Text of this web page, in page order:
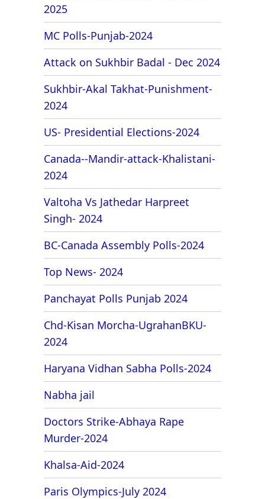
2025
MC Polls-Punjab-2024
Attack on Sukhbir Badal - Dec 2024
Sukhbir-Akal Takhat-Punishment-
2024
US- Presidential Elections-2024
Canada--Mandir-attack-Khalistani-
2024
Valtoha Vs Jathedar Harpreet
Singh- 2024
BC-Canada Assembly Polls-2024
Top News- 2024
Panchayat Polls Punjab 2024
Chd-Kisan Morcha-UgrahanBKU-
2024
Haryana Vidhan Sabha Polls-2024
Nabha jail
Doctors Strike-Abhaya Rape
Murder-2024
Khalsa-Aid-2024
Paris Olympics-July 2024